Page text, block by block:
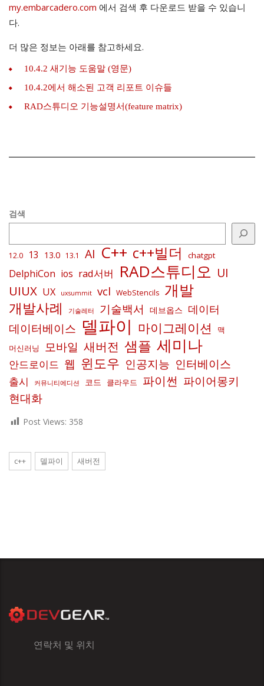
my.embarcadero.com 에서 검색 후 다운로드 받을 수 있습니
다.
더 많은 정보는 아래를 참고하세요.
10.4.2 새기능 도움말 (영문)
10.4.2에서 해소된 고객 리포트 이슈들
RAD스튜디오 기능설명서(feature matrix)
검색
12.0 13 13.0 13.1 AI C++ c++빌더 chatgpt
DelphiCon ios rad서버 RAD스튜디오 UI
UIUX UX uxsummit vcl WebStencils 개발
개발사례 기술레터 기술백서 데브옵스 데이터
데이터베이스 델파이 마이그레이션
맥
머신러닝
모바일 새버전 샘플 세미나
안드로이드 웹 윈도우 인공지능 인터베이스
출시 커뮤니티에디션 코드 클라우드 파이썬 파이어몽키
현대화
Post Views: 358
c++ 델파이 새버전
연락처 및 위치